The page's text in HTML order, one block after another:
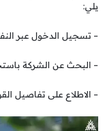
يلي:
– تسجيل الدخول عبر
– البحث عن الشركة
– الاطلاع على تفاصيل